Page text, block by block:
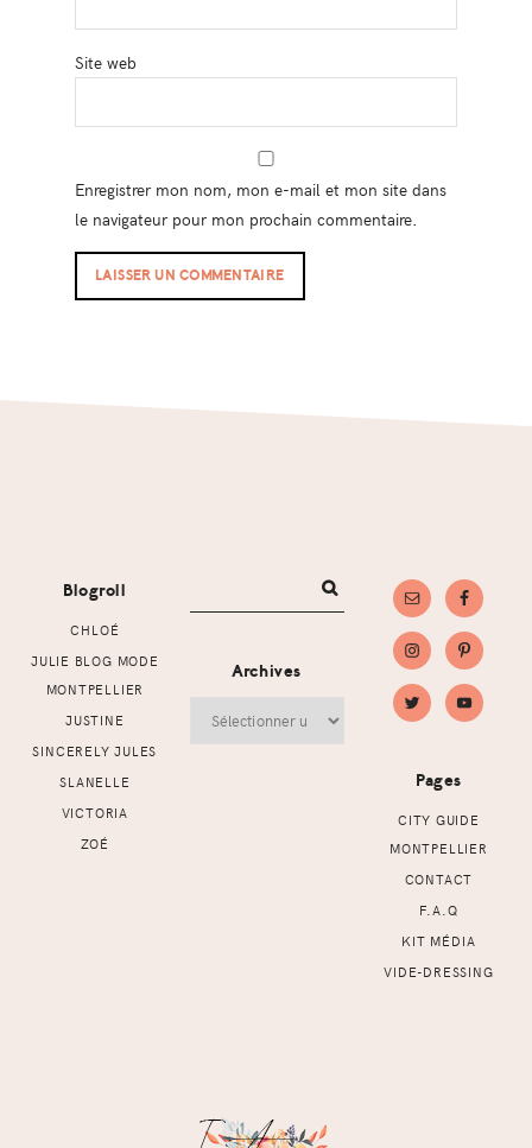
Site web
Enregistrer mon nom, mon e-mail et mon site dans
le navigateur pour mon prochain commentaire.
Blogroll
CHLOÉ
JULIE BLOG MODE
MONTPELLIER
JUSTINE
SINCERELY JULES
SLANELLE
VICTORIA
ZOÉ
Archives
Pages
CITY GUIDE
MONTPELLIER
CONTACT
F.A.Q
KIT MÉDIA
VIDE-DRESSING